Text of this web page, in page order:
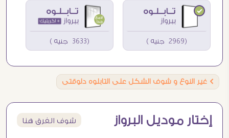
(2969 جنيه ) (3633 جنيه )
Ö غير النوع و شوف الشكل على التابلوه دلوقتى
إختار موديل البرواز شوف الفرق هنا